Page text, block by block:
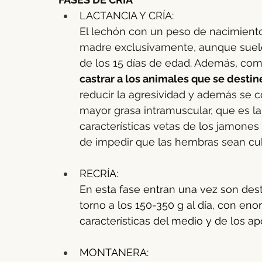
LACTANCIA Y CRÍA:
El lechón con un peso de
madre exclusivamente, aunque
de los 15 días de edad. Además,
castrar a los animales que se
reducir la agresividad y además se
mayor grasa intramuscular, que es
características vetas de los
de impedir que las hembras sean
RECRÍA:
En esta fase entran una vez son
torno a los 150-350 g al día, con
características del medio y de los
MONTANERA: